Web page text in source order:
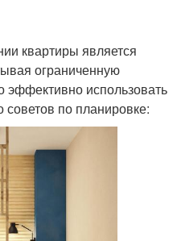
квартиры является
ограниченную
использовать
советов по планировке: